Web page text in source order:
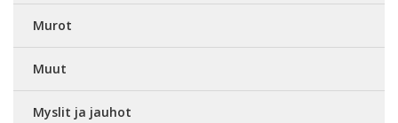
Murot
Muut
Myslit ja jauhot